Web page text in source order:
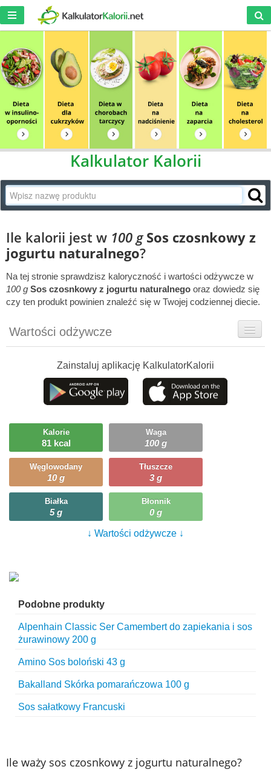
Kalkulator Kalorii
Ile kalorii jest w 100 g Sos czosnkowy z
jogurtu naturalnego?
Na tej stronie sprawdzisz kaloryczność i wartości odżywcze w
100 g Sos czosnkowy z jogurtu naturalnego oraz dowiedz się
czy ten produkt powinien znaleźć się w Twojej codziennej diecie.
Wartości odżywcze
Szczegółówe informacje
Ciekawostki
Ile możesz zjeść?
Zainstaluj aplikację KalkulatorKalorii
Kalorie
81 kcal
Waga
100 g
Węglowodany
10 g
Tłuszcze
3 g
Białka
5 g
Błonnik
0 g
↓ Wartości odżywcze ↓
Podobne produkty
Alpenhain Classic Ser Camembert do zapiekania i sos
żurawinowy 200 g
Amino Sos boloński 43 g
Bakalland Skórka pomarańczowa 100 g
Sos sałatkowy Francuski
Ile waży sos czosnkowy z jogurtu naturalnego?